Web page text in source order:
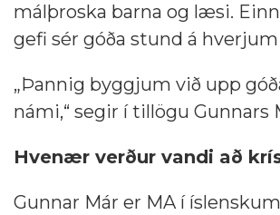
málþroska barna og læsi.
gefi sér góða stund á
„Þannig byggjum við upp
námi,“ segir í tillögu
Hvenær verður vandi að
Gunnar Már er MA í